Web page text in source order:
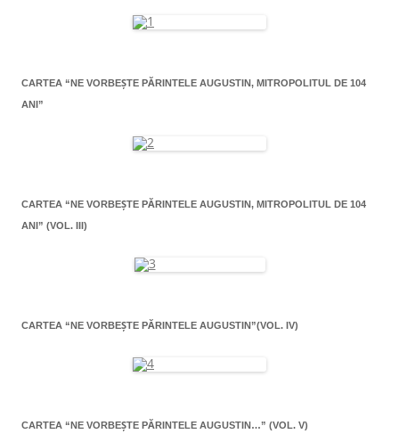
CARTEA “NE VORBEŞTE PĂRINTELE AUGUSTIN, MITROPOLITUL DE 104
ANI”
CARTEA “NE VORBEŞTE PĂRINTELE AUGUSTIN, MITROPOLITUL DE 104
ANI” (VOL. III)
CARTEA “NE VORBEŞTE PĂRINTELE AUGUSTIN”(VOL. IV)
CARTEA “NE VORBEŞTE PĂRINTELE AUGUSTIN…” (VOL. V)